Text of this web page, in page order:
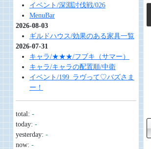
イベント/深淵討伐戦/026
MenuBar
2026-08-03
ギルドハウス/効果のある家具一覧
2026-07-31
キャラ/★★★/フブキ（サマー）
キャラ/キャラの配置順/中衛
イベント/199_ラヴって♡バズさま
ー！
total: -
today: -
yesterday: -
now: -